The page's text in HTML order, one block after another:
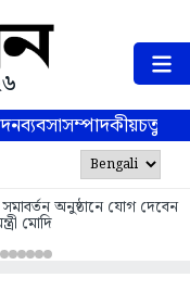
ব্যবসাসম্পাদকীয়
অনুষ্ঠানে যোগ দেবেন
মোদি